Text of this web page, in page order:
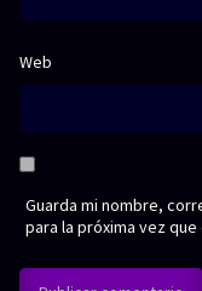
Web
Guarda mi nombre,
para la próxima vez